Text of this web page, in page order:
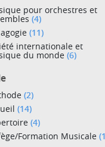
pour orchestres et
(4)
(11)
internationale et
du monde (6)
(2)
(14)
(4)
Formation Musicale